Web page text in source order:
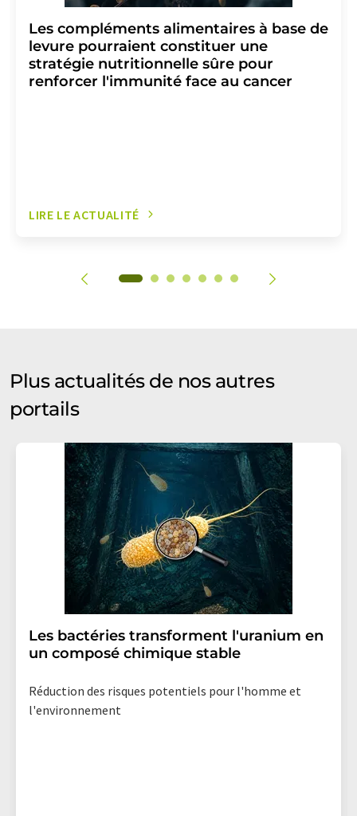
Les compléments alimentaires à base de
levure pourraient constituer une
stratégie nutritionnelle sûre pour
renforcer l'immunité face au cancer
LIRE LE ACTUALITÉ
Plus actualités de nos autres
portails
Les bactéries transforment l'uranium en
un composé chimique stable
Réduction des risques potentiels pour l'homme et
l'environnement